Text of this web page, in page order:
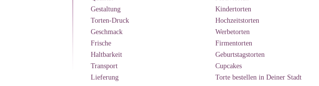
Gestaltung
Torten-Druck
Geschmack
Frische
Haltbarkeit
Transport
Lieferung
Kindertorten
Hochzeitstorten
Werbetorten
Firmentorten
Geburtstagstorten
Cupcakes
Torte bestellen in Deiner Stadt